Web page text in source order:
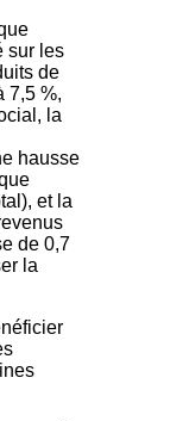
sur les
de
7,5 %,
la
hausse
et la
de 0,7
la